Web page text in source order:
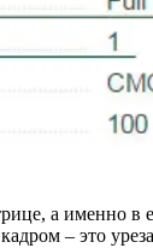
а именно
– это